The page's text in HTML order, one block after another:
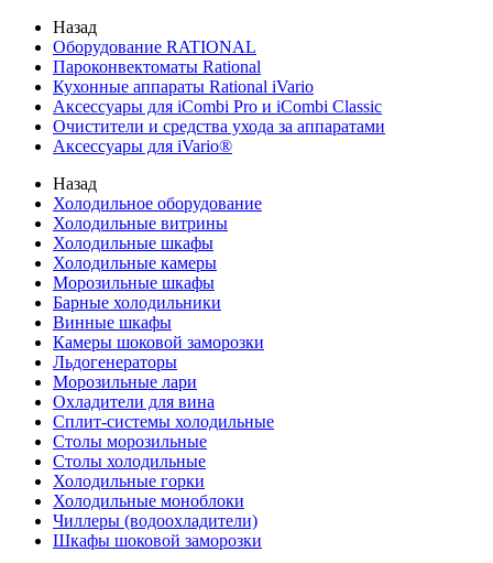
Назад
Оборудование RATIONAL
Пароконвектоматы Rational
Кухонные аппараты Rational iVario
Аксессуары для iCombi Pro и iCombi Classic
Очистители и средства ухода за аппаратами
Аксессуары для iVario®
Назад
Холодильное оборудование
Холодильные витрины
Холодильные шкафы
Холодильные камеры
Морозильные шкафы
Барные холодильники
Винные шкафы
Камеры шоковой заморозки
Льдогенераторы
Морозильные лари
Охладители для вина
Сплит-системы холодильные
Столы морозильные
Столы холодильные
Холодильные горки
Холодильные моноблоки
Чиллеры (водоохладители)
Шкафы шоковой заморозки